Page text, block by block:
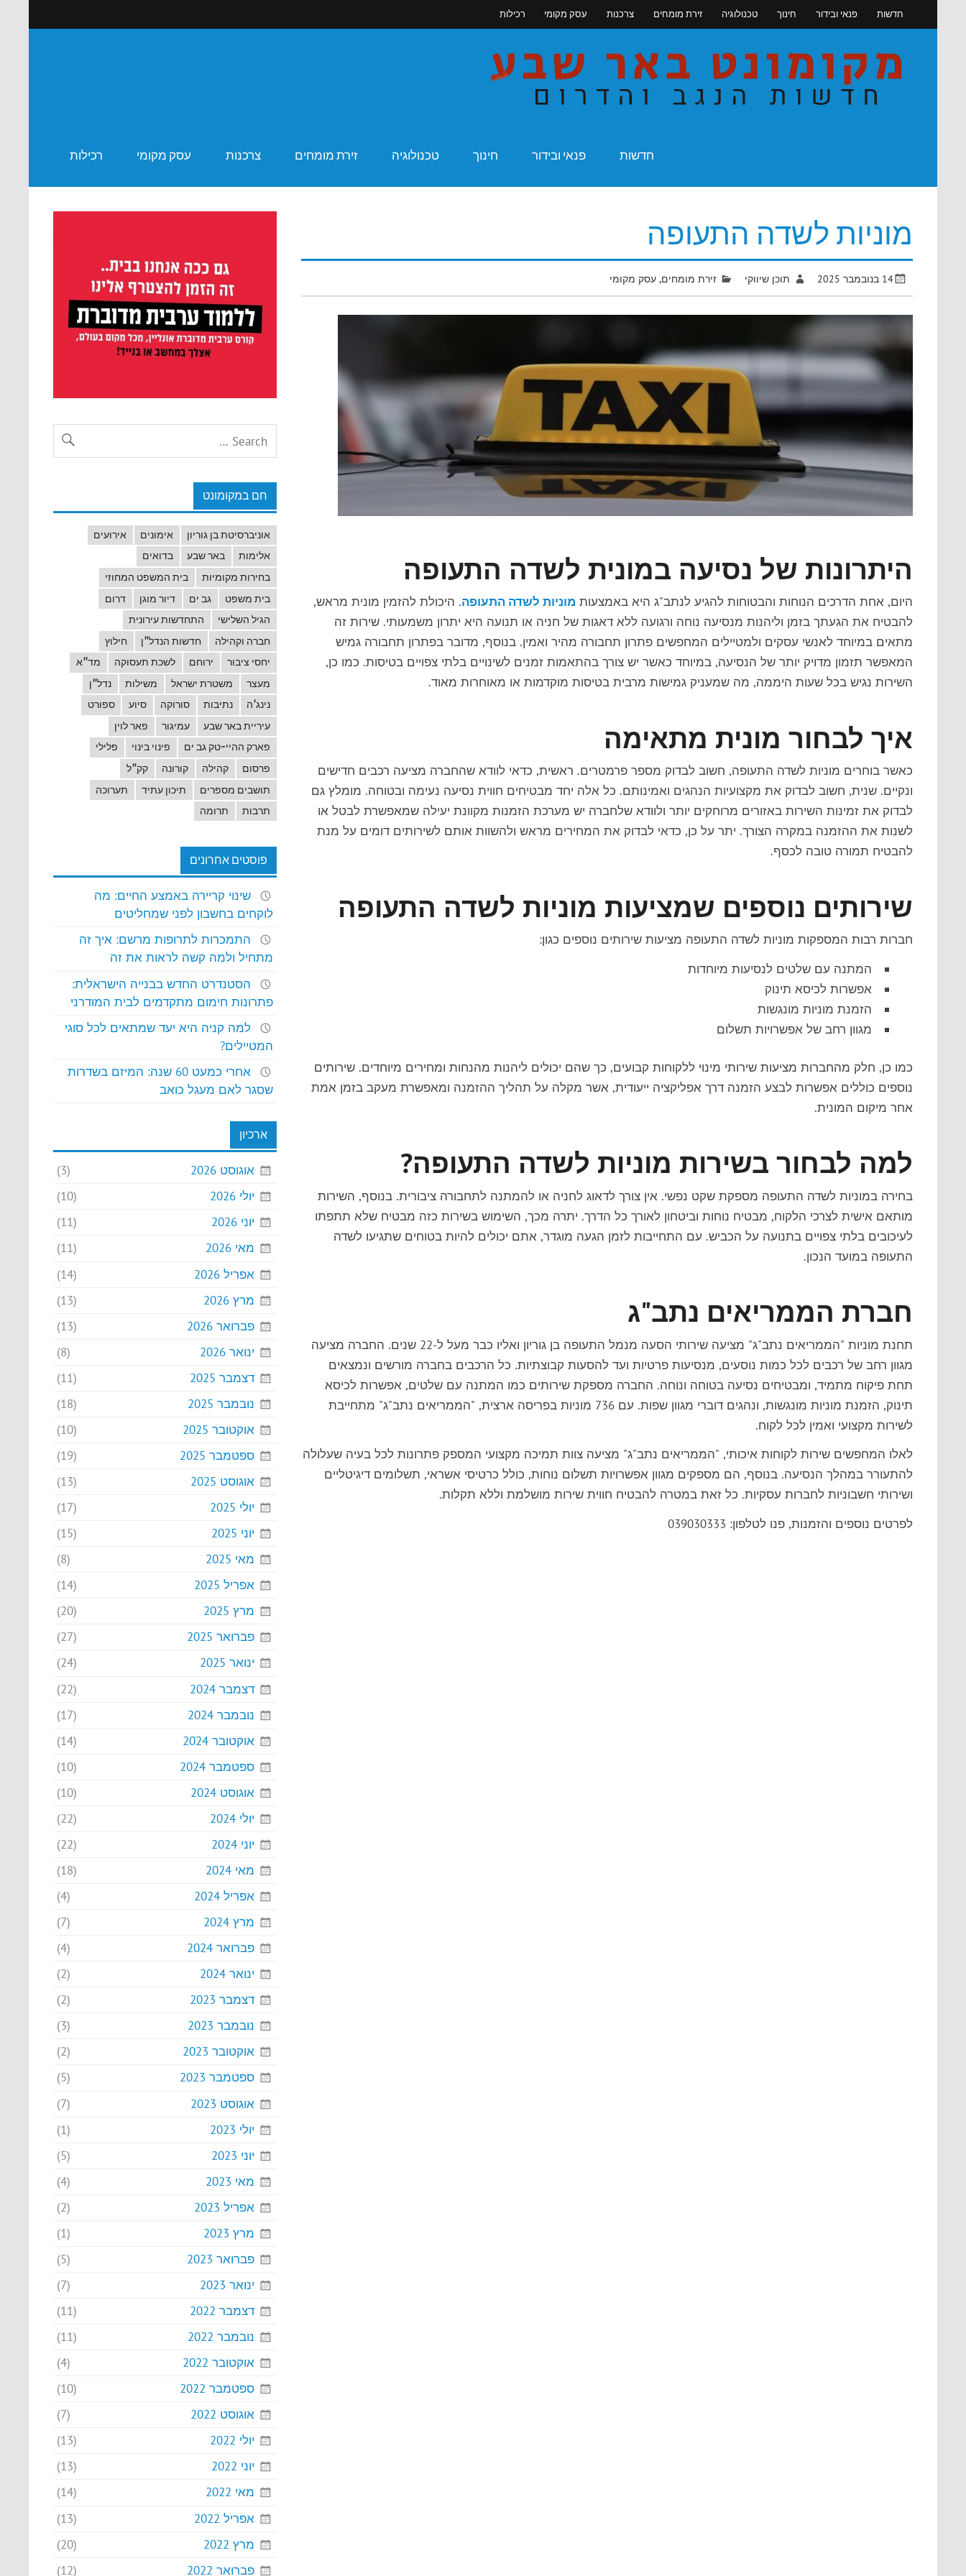
content
חדשות פנאי ובידור חינוך טכנולוגיה זירת מומחים צרכנות עסק מקומי רכילות
חדשות פנאי ובידור חינוך טכנולוגיה זירת מומחים צרכנות עסק מקומי רכילות
מוניות לשדה התעופה
14 בנובמבר 2025 תוכן שיווקי זירת מומחים, עסק מקומי
היתרונות של נסיעה במונית לשדה התעופה
היום, אחת הדרכים הנוחות והבטוחות להגיע לנתב"ג היא באמצעות מוניות לשדה התעופה. היכולת להזמין מונית מראש,
להבטיח את הגעתך בזמן וליהנות מנסיעה נוחה ורגועה ללא דאגות של חניה או תנועה היא יתרון משמעותי. שירות זה
מתאים במיוחד לאנשי עסקים ולמטיילים המחפשים פתרון תחבורה מהיר ואמין. בנוסף, מדובר בפתרון תחבורה גמיש
המאפשר תזמון מדויק יותר של הנסיעה, במיוחד כאשר יש צורך בהתאמות זמנים לשינויים בלתי צפויים בטיסות. כמו כן,
השירות נגיש בכל שעות היממה, מה שמעניק גמישות מרבית בטיסות מוקדמות או מאוחרות מאוד.
איך לבחור מונית מתאימה
כאשר בוחרים מוניות לשדה התעופה, חשוב לבדוק מספר פרמטרים. ראשית, כדאי לוודא שהחברה מציעה רכבים חדישים
ונקיים. שנית, חשוב לבדוק את מקצועיות הנהגים ואמינותם. כל אלה יחד מבטיחים חווית נסיעה נעימה ובטוחה. מומלץ גם
לבדוק את זמינות השירות באזורים מרוחקים יותר ולוודא שלחברה יש מערכת הזמנות מקוונת יעילה שמאפשרת לבטל או
לשנות את ההזמנה במקרה הצורך. יתר על כן, כדאי לבדוק את המחירים מראש ולהשוות אותם לשירותים דומים על מנת
להבטיח תמורה טובה לכסף.
שירותים נוספים שמציעות מוניות לשדה התעופה
חברות רבות המספקות מוניות לשדה התעופה מציעות שירותים נוספים כגון:
המתנה עם שלטים לנסיעות מיוחדות
אפשרות לכיסא תינוק
הזמנת מוניות מונגשות
מגוון רחב של אפשרויות תשלום
כמו כן, חלק מהחברות מציעות שירותי מינוי ללקוחות קבועים, כך שהם יכולים ליהנות מהנחות ומחירים מיוחדים. שירותים
נוספים כוללים אפשרות לבצע הזמנה דרך אפליקציה ייעודית, אשר מקלה על תהליך ההזמנה ומאפשרת מעקב בזמן אמת
אחר מיקום המונית.
למה לבחור בשירות מוניות לשדה התעופה?
בחירה במוניות לשדה התעופה מספקת שקט נפשי. אין צורך לדאוג לחניה או להמתנה לתחבורה ציבורית. בנוסף, השירות
מותאם אישית לצרכי הלקוח, מבטיח נוחות וביטחון לאורך כל הדרך. יתרה מכך, השימוש בשירות כזה מבטיח שלא תתפתו
לעיכובים בלתי צפויים בתנועה על הכביש. עם התחייבות לזמן הגעה מוגדר, אתם יכולים להיות בטוחים שתגיעו לשדה
התעופה במועד הנכון.
חברת הממריאים נתב"ג
תחנת מוניות "הממריאים נתב"ג" מציעה שירותי הסעה מנמל התעופה בן גוריון ואליו כבר מעל ל-22 שנים. החברה מציעה
מגוון רחב של רכבים לכל כמות נוסעים, מנסיעות פרטיות ועד להסעות קבוצתיות. כל הרכבים בחברה מורשים ונמצאים
תחת פיקוח מתמיד, ומבטיחים נסיעה בטוחה ונוחה. החברה מספקת שירותים כמו המתנה עם שלטים, אפשרות לכיסא
תינוק, הזמנת מוניות מונגשות, ונהגים דוברי מגוון שפות. עם 736 מוניות בפריסה ארצית, "הממריאים נתב"ג" מתחייבת
לשירות מקצועי ואמין לכל לקוח.
לאלו המחפשים שירות לקוחות איכותי, "הממריאים נתב"ג" מציעה צוות תמיכה מקצועי המספק פתרונות לכל בעיה שעלולה
להתעורר במהלך הנסיעה. בנוסף, הם מספקים מגוון אפשרויות תשלום נוחות, כולל כרטיסי אשראי, תשלומים דיגיטליים
ושירותי חשבוניות לחברות עסקיות. כל זאת במטרה להבטיח חווית שירות מושלמת וללא תקלות.
לפרטים נוספים והזמנות, פנו לטלפון: 039030333
חם במקומונט
אוניברסיטת בן גוריון אימונים
אירועים
אלימות
באר שבע
בדואים
בחירות מקומיות
בית המשפט המחוזי
בית משפט
גב ים דיור מוגן
דרום
הגיל השלישי
התחדשות עירונית
חברה וקהילה
חדשות הנדל"ן
חילוץ
יחסי ציבור
ירוחם לשכת תעסוקה
מד"א
מעצר
משטרת ישראל משילות
נדל"ן
נינג'ה
נתיבות סורוקה סיוע
ספורט
עיריית באר שבע
עמיגור
פאר לוין
פארק ההיי-טק גב ים
פינוי בינוי
פלילי
פרסום
קהילה קורונה
קק"ל
תושבים מספרים
תיכון עתיד
תערוכה
תרבות
תרומה
פוסטים אחרונים
שינוי קריירה באמצע החיים: מה
לוקחים בחשבון לפני שמחליטים
התמכרות לתרופות מרשם: איך זה
מתחיל ולמה קשה לראות את זה
הסטנדרט החדש בבנייה הישראלית:
פתרונות חימום מתקדמים לבית המודרני
למה קניה היא יעד שמתאים לכל סוגי
המטיילים?
אחרי כמעט 60 שנה: המיזם בשדרות
שסגר לאם מעגל כואב
ארכיון
אוגוסט 2026
(3)
יולי 2026
(10)
יוני 2026
(11)
מאי 2026
(11)
אפריל 2026
(14)
מרץ 2026
(13)
פברואר 2026
(13)
ינואר 2026
(8)
דצמבר 2025
(11)
נובמבר 2025
(18)
אוקטובר 2025
(10)
ספטמבר 2025
(19)
אוגוסט 2025
(13)
יולי 2025
(17)
יוני 2025
(15)
מאי 2025
(8)
אפריל 2025
(14)
מרץ 2025
(20)
פברואר 2025
(27)
ינואר 2025
(24)
דצמבר 2024
(22)
נובמבר 2024
(17)
אוקטובר 2024
(14)
ספטמבר 2024
(10)
אוגוסט 2024
(10)
יולי 2024
(22)
יוני 2024
(22)
מאי 2024
(18)
אפריל 2024
(4)
מרץ 2024
(7)
פברואר 2024
(4)
ינואר 2024
(2)
דצמבר 2023
(2)
נובמבר 2023
(3)
אוקטובר 2023
(2)
ספטמבר 2023
(5)
אוגוסט 2023
(7)
יולי 2023
(1)
יוני 2023
(5)
מאי 2023
(4)
אפריל 2023
(2)
מרץ 2023
(1)
פברואר 2023
(5)
ינואר 2023
(7)
דצמבר 2022
(11)
נובמבר 2022
(11)
אוקטובר 2022
(4)
ספטמבר 2022
(10)
אוגוסט 2022
(7)
יולי 2022
(13)
יוני 2022
(13)
מאי 2022
(14)
אפריל 2022
(13)
מרץ 2022
(20)
פברואר 2022
(12)